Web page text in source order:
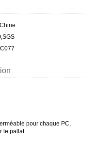
pour chaque PC,
le pallat.